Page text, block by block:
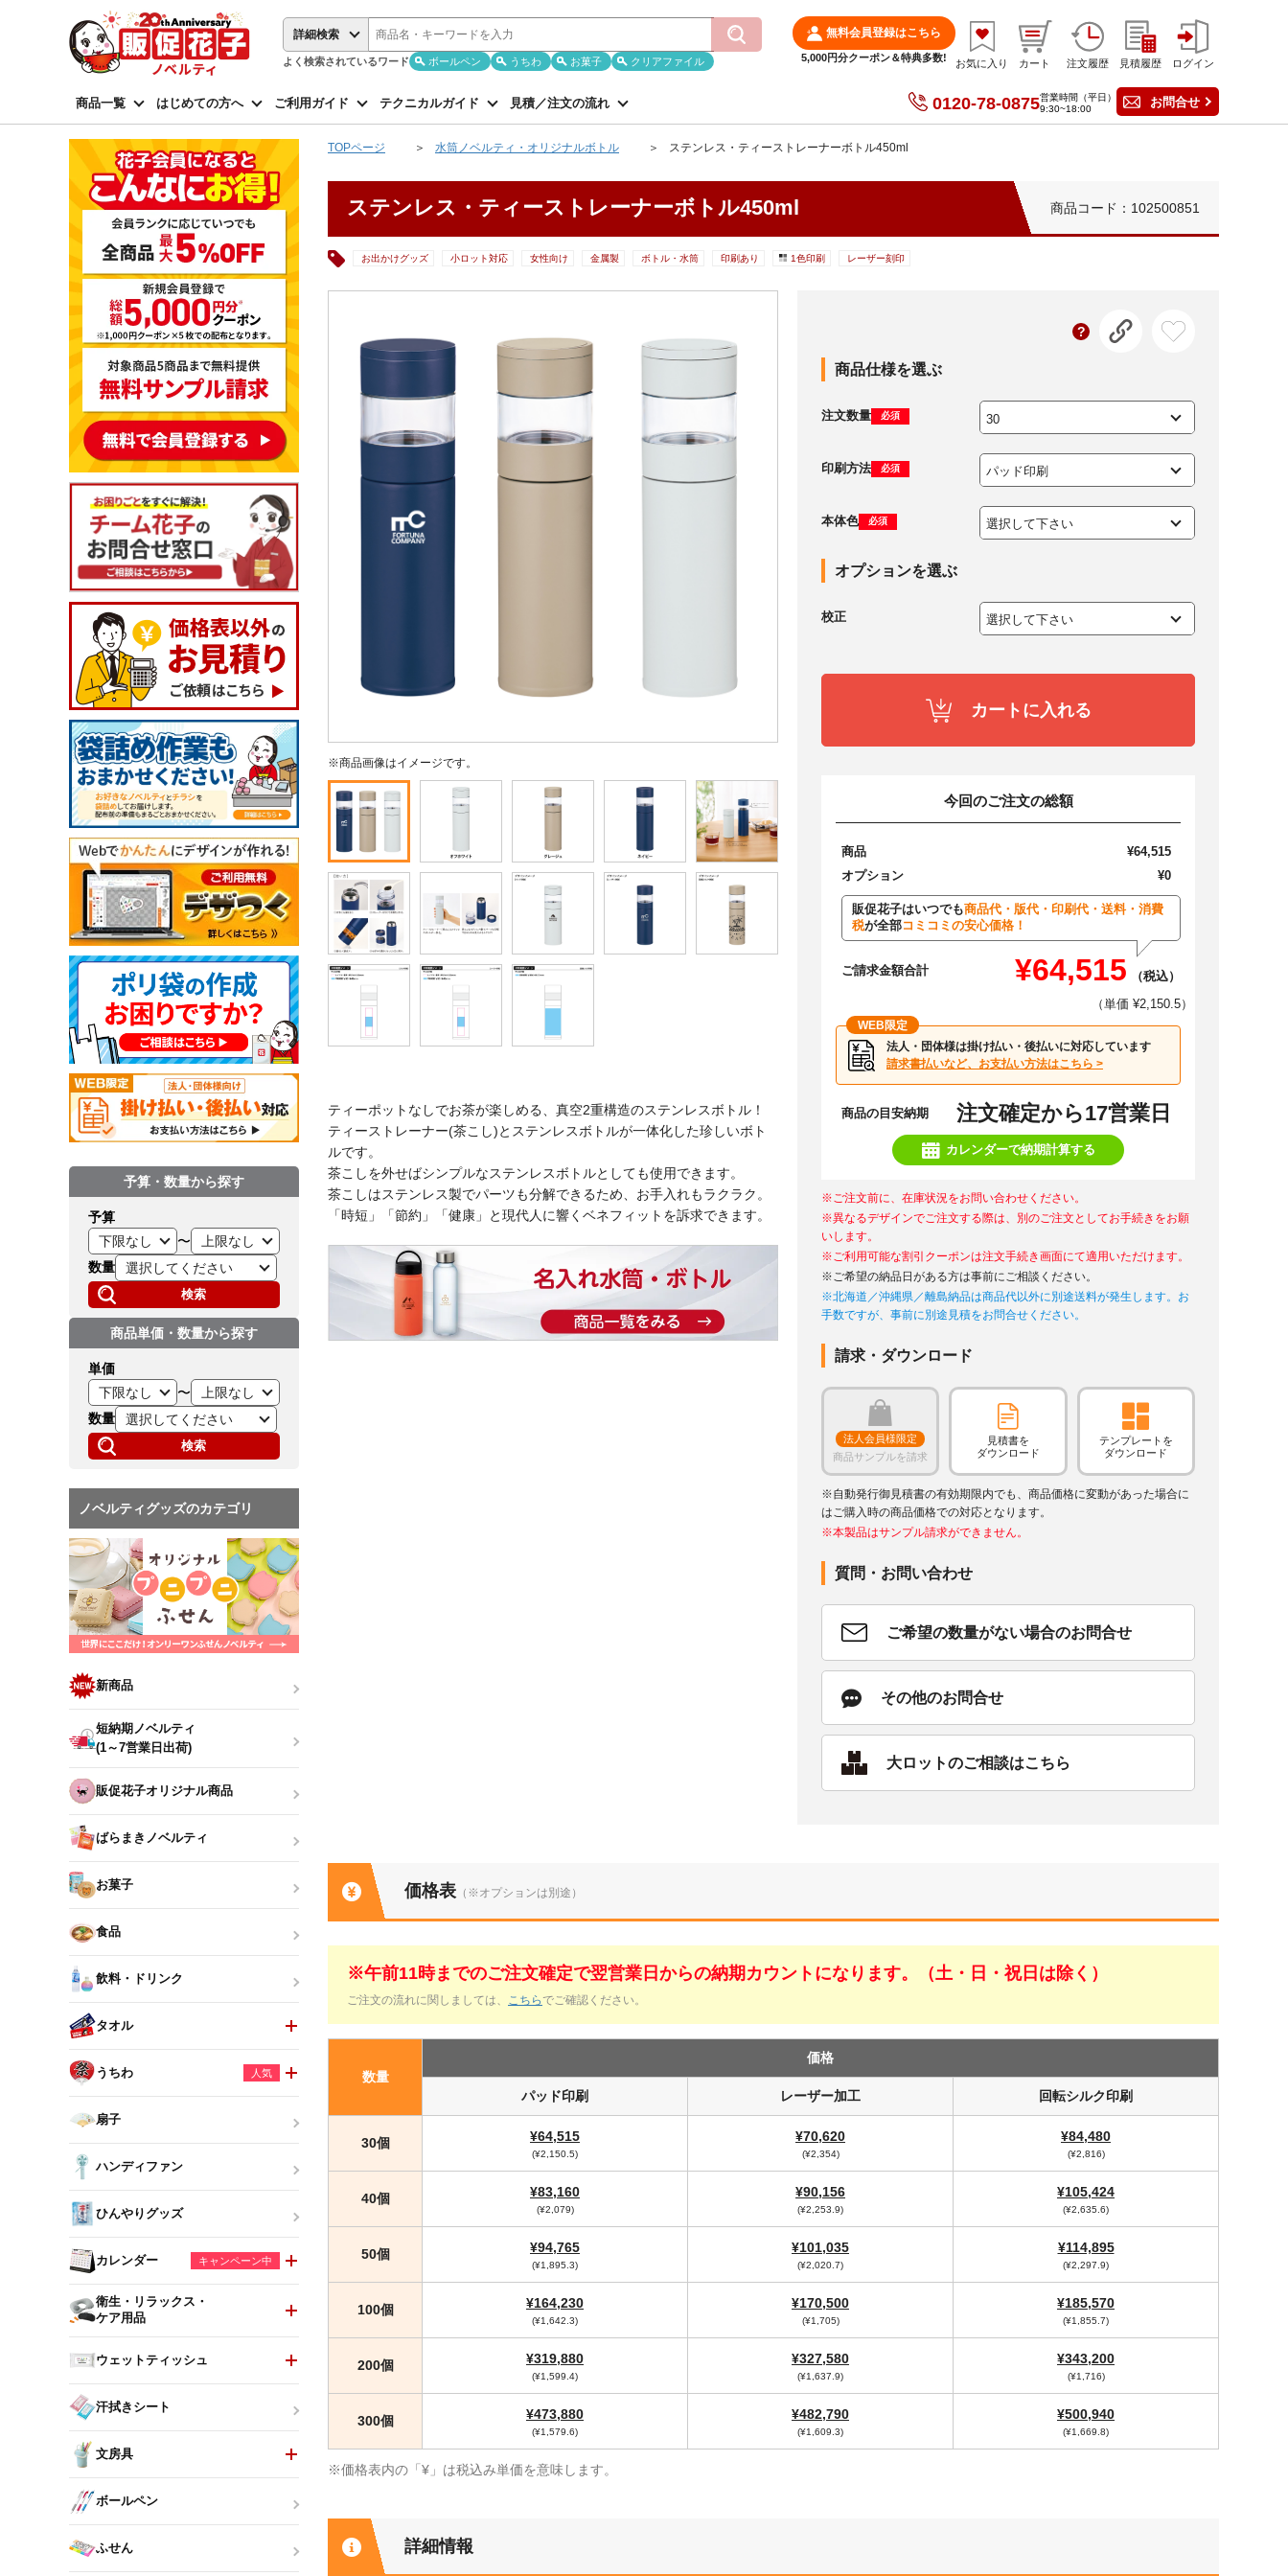
詳細検索
よく検索されているワード ボールペン うちわ お菓子 クリアファイル
無料会員登録はこちら
5,000円分クーポン＆特典多数! お気に入り カート 注文履歴 見積履歴 ログイン
商品一覧 はじめての方へ ご利用ガイド テクニカルガイド 見積／注文の流れ 0120-78-0875営業時間（平日）
9:30~18:00
お問合せ
TOPページ 水筒ノベルティ・オリジナルボトル ステンレス・ティーストレーナーボトル450ml
ステンレス・ティーストレーナーボトル450ml 商品コード：102500851
お出かけグッズ 小ロット対応 女性向け 金属製 ボトル・水筒 印刷あり 1色印刷 レーザー刻印
※商品画像はイメージです。
ティーポットなしでお茶が楽しめる、真空2重構造のステンレスボトル！
ティーストレーナー(茶こし)とステンレスボトルが一体化した珍しいボト
ルです。
茶こしを外せばシンプルなステンレスボトルとしても使用できます。
茶こしはステンレス製でパーツも分解できるため、お手入れもラクラク。
「時短」「節約」「健康」と現代人に響くベネフィットを訴求できます。
商品仕様を選ぶ
注文数量 必須
印刷方法 必須
本体色 必須
オプションを選ぶ
校正
カートに入れる
今回のご注文の総額
商品
¥64,515
オプション
¥0
販促花子はいつでも商品代・版代・印刷代・送料・消費
税が全部コミコミの安心価格！
ご請求金額合計 ¥64,515
（税込）
（単価 ¥2,150.5）
WEB限定
法人・団体様は掛け払い・後払いに対応しています
請求書払いなど、お支払い方法はこちら >
商品の目安納期 注文確定から17営業日
カレンダーで納期計算する
※ご注文前に、在庫状況をお問い合わせください。
※異なるデザインでご注文する際は、別のご注文としてお手続きをお願
いします。
※ご利用可能な割引クーポンは注文手続き画面にて適用いただけます。
※ご希望の納品日がある方は事前にご相談ください。
※北海道／沖縄県／離島納品は商品代以外に別途送料が発生します。お
手数ですが、事前に別途見積をお問合せください。
請求・ダウンロード
法人会員様限定
商品サンプルを請求
見積書を
ダウンロード
テンプレートを
ダウンロード
※自動発行御見積書の有効期限内でも、商品価格に変動があった場合に
はご購入時の商品価格での対応となります。
※本製品はサンプル請求ができません。
質問・お問い合わせ
ご希望の数量がない場合のお問合せ
その他のお問合せ
大ロットのご相談はこちら
価格表 （※オプションは別途）
※午前11時までのご注文確定で翌営業日からの納期カウントになります。（土・日・祝日は除く）
ご注文の流れに関しましては、 こちら でご確認ください。
数量
価格
パッド印刷 レーザー加工 回転シルク印刷
30個 ¥64,515
(¥2,150.5)
¥70,620
(¥2,354)
¥84,480
(¥2,816)
40個 ¥83,160
(¥2,079)
¥90,156
(¥2,253.9)
¥105,424
(¥2,635.6)
50個 ¥94,765
(¥1,895.3)
¥101,035
(¥2,020.7)
¥114,895
(¥2,297.9)
100個 ¥164,230
(¥1,642.3)
¥170,500
(¥1,705)
¥185,570
(¥1,855.7)
200個 ¥319,880
(¥1,599.4)
¥327,580
(¥1,637.9)
¥343,200
(¥1,716)
300個 ¥473,880
(¥1,579.6)
¥482,790
(¥1,609.3)
¥500,940
(¥1,669.8)
※価格表内の「¥」は税込み単価を意味します。
詳細情報
予算・数量から探す
予算
〜
数量
検索
商品単価・数量から探す
単価
〜
数量
検索
ノベルティグッズのカテゴリ
新商品
短納期ノベルティ
(1～7営業日出荷)
販促花子オリジナル商品
ばらまきノベルティ
お菓子
食品
飲料・ドリンク
タオル
うちわ 人気
扇子
ハンディファン
ひんやりグッズ
カレンダー キャンペーン中
衛生・リラックス・
ケア用品
ウェットティッシュ
汗拭きシート
文房具
ボールペン
ふせん